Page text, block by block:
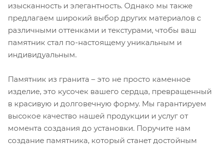
изысканность и элегантность. Однако мы также
предлагаем широкий выбор других материалов с
различными оттенками и текстурами, чтобы ваш
памятник стал по-настоящему уникальным и
индивидуальным.
Памятник из гранита – это не просто каменное
изделие, это кусочек вашего сердца, превращенный
в красивую и долговечную форму. Мы гарантируем
высокое качество нашей продукции и услуг от
момента создания до установки. Поручите нам
создание памятника, который станет достойным